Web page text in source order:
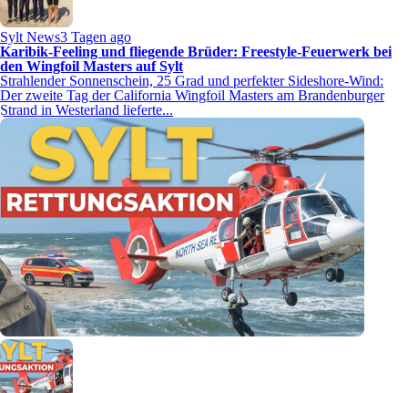
Sylt News3 Tagen ago
Karibik-Feeling und fliegende Brüder: Freestyle-Feuerwerk bei
den Wingfoil Masters auf Sylt
Strahlender Sonnenschein, 25 Grad und perfekter Sideshore-Wind:
Der zweite Tag der California Wingfoil Masters am Brandenburger
Strand in Westerland lieferte...